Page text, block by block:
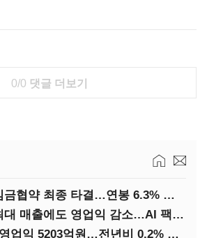
0/0 댓글 더보기
카카오, 올해 임금협약 최종 타결…연봉 6.3% 인상·격려금 300만원
네이버, 분기 최대 매출에도 영업익 감소…AI 팩토리 속도
네이버, 2분기 영업익 5203억원…전년비 0.2% 감소